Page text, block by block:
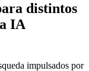
distintos
IA
impulsados por